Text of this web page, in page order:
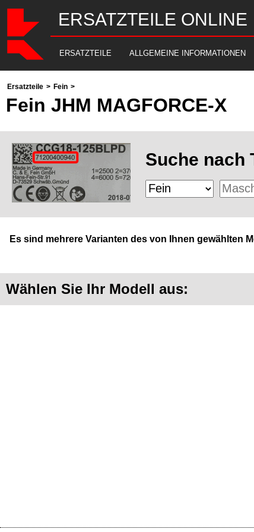
ERSATZTEILE ONLINE
ERSATZTEILE ALLGEMEINE INFORMATIONEN
Ersatzteile > Fein >
Fein JHM MAGFORCE-X
Suche nach
Es sind mehrere Varianten des von Ihnen gewählten
Wählen Sie Ihr Modell aus: